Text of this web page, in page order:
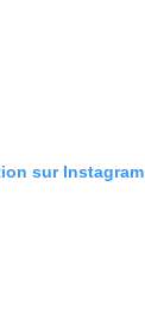
sur Instagram